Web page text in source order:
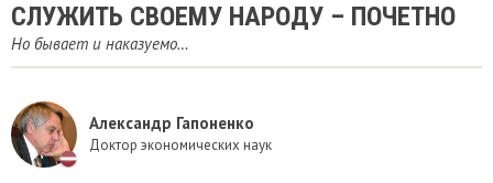
СЛУЖИТЬ СВОЕМУ НАРОДУ – ПОЧЕТНО
Но бывает и наказуемо…
Александр Гапоненко
Доктор экономических наук